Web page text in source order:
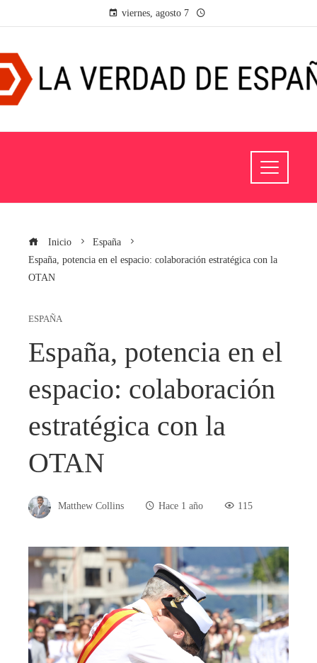
viernes, agosto 7
Inicio
España
España, potencia en el espacio: colaboración estratégica con la
OTAN
ESPAÑA
España, potencia en el
espacio: colaboración
estratégica con la
OTAN
Matthew Collins Hace 1 año 115